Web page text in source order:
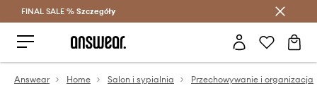
Oszczędzaj z Answear Club >
FINAL SALE % Szczegóły
Answear Home Salon i sypialnia Przechowywanie i organizacja